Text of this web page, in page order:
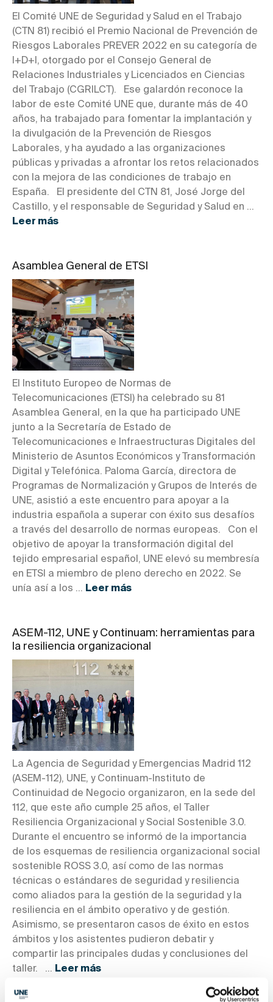
El Comité UNE de Seguridad y Salud en el Trabajo
(CTN 81) recibió el Premio Nacional de Prevención de
Riesgos Laborales PREVER 2022 en su categoría de
I+D+I, otorgado por el Consejo General de
Relaciones Industriales y Licenciados en Ciencias
del Trabajo (CGRILCT). Ese galardón reconoce la
labor de este Comité UNE que, durante más de 40
años, ha trabajado para fomentar la implantación y
la divulgación de la Prevención de Riesgos
Laborales, y ha ayudado a las organizaciones
públicas y privadas a afrontar los retos relacionados
con la mejora de las condiciones de trabajo en
España. El presidente del CTN 81, José Jorge del
Castillo, y el responsable de Seguridad y Salud en ...
Leer más
Asamblea General de ETSI
El Instituto Europeo de Normas de
Telecomunicaciones (ETSI) ha celebrado su 81
Asamblea General, en la que ha participado UNE
junto a la Secretaría de Estado de
Telecomunicaciones e Infraestructuras Digitales del
Ministerio de Asuntos Económicos y Transformación
Digital y Telefónica. Paloma García, directora de
Programas de Normalización y Grupos de Interés de
UNE, asistió a este encuentro para apoyar a la
industria española a superar con éxito sus desafíos
a través del desarrollo de normas europeas. Con el
objetivo de apoyar la transformación digital del
tejido empresarial español, UNE elevó su membresía
en ETSI a miembro de pleno derecho en 2022. Se
unía así a los ... Leer más
ASEM-112, UNE y Continuam: herramientas para
la resiliencia organizacional
La Agencia de Seguridad y Emergencias Madrid 112
(ASEM-112), UNE, y Continuam-Instituto de
Continuidad de Negocio organizaron, en la sede del
112, que este año cumple 25 años, el Taller
Resiliencia Organizacional y Social Sostenible 3.0.
Durante el encuentro se informó de la importancia
de los esquemas de resiliencia organizacional social
sostenible ROSS 3.0, así como de las normas
técnicas o estándares de seguridad y resiliencia
como aliados para la gestión de la seguridad y la
resiliencia en el ámbito operativo y de gestión.
Asimismo, se presentaron casos de éxito en estos
ámbitos y los asistentes pudieron debatir y
compartir las principales dudas y conclusiones del
taller. ... Leer más